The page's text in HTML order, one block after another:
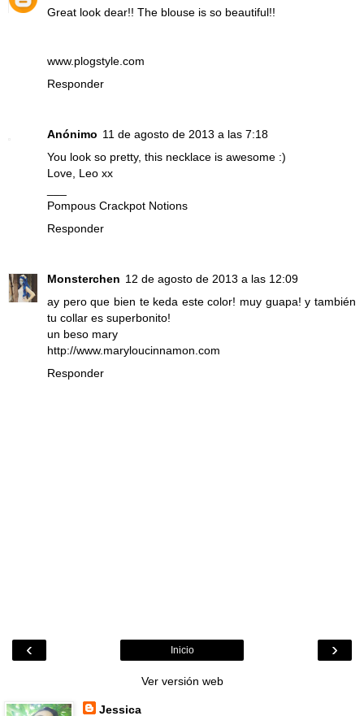
Great look dear!! The blouse is so beautiful!!
www.plogstyle.com
Responder
Anónimo 11 de agosto de 2013 a las 7:18
You look so pretty, this necklace is awesome :)
Love, Leo xx
Pompous Crackpot Notions
Responder
Monsterchen 12 de agosto de 2013 a las 12:09
ay pero que bien te keda este color! muy guapa! y también
tu collar es superbonito!
un beso mary
http://www.maryloucinnamon.com
Responder
‹ ›
Inicio
Ver versión web
Jessica